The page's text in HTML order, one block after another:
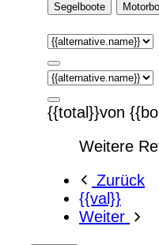
Segelboote
{{total}}von
Weitere
Zurück
{{val}}
Weiter